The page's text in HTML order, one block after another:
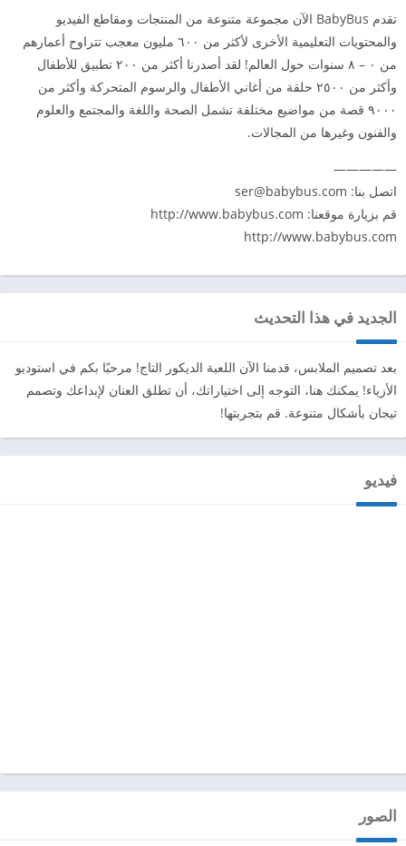
تقدم BabyBus الآن مجموعة متنوعة من المنتجات ومقاطع الفيديو
والمحتويات التعليمية الأخرى لأكثر من ٦۰۰ مليون معجب تتراوح أعمارهم
من ۰ – ۸ سنوات حول العالم! لقد أصدرنا أكثر من ۲۰۰ تطبيق للأطفال
وأكثر من ۲٥۰۰ حلقة من أغاني الأطفال والرسوم المتحركة وأكثر من
۹۰۰۰ قصة من مواضيع مختلفة تشمل الصحة واللغة والمجتمع والعلوم
والفنون وغيرها من المجالات.
—————
اتصل بنا: ser@babybus.com
قم بزيارة موقعنا: http://www.babybus.com
http://www.babybus.com
الجديد في هذا التحديث
بعد تصميم الملابس، قدمنا ​​الآن اللعبة الديكور التاج! مرحبًا بكم في استوديو
الأزياء! يمكنك هنا، التوجه إلى اختياراتك، أن تطلق العنان لإبداعك وتصمم
تيجان بأشكال متنوعة. قم بتجربتها!
فيديو
الصور